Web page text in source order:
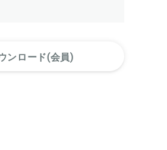
ンロード(会員)